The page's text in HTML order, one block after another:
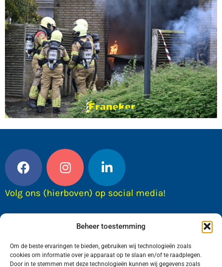
Beheer toestemming
Om de beste ervaringen te bieden, gebruiken wij technologieën zoals
cookies om informatie over je apparaat op te slaan en/of te raadplegen.
Door in te stemmen met deze technologieën kunnen wij gegevens zoals
Volg ons (hierboven) op social media!